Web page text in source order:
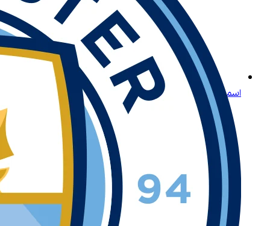
اسمح لنا بتقديم لعبة لايتنينغ روليت